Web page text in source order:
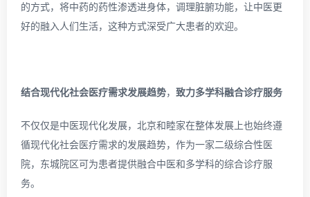
的方式，将中药的药性渗透进身体，调理脏腑功能，让中医更
好的融入人们生活，这种方式深受广大患者的欢迎。
结合现代化社会医疗需求发展趋势， 致力多学科融合诊疗服务
不仅仅是中医现代化发展，北京和睦家在整体发展上也始终遵
循现代化社会医疗需求的发展趋势，作为一家二级综合性医
院，东城院区可为患者提供融合中医和多学科的综合诊疗服
务。